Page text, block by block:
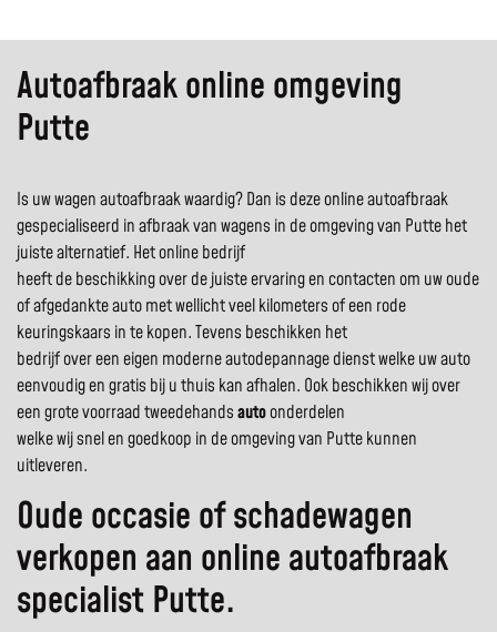
Autoafbraak online omgeving
Putte
Is uw wagen autoafbraak waardig? Dan is deze online autoafbraak
gespecialiseerd in afbraak van wagens in de omgeving van Putte het
juiste alternatief. Het online bedrijf
heeft de beschikking over de juiste ervaring en contacten om uw oude
of afgedankte auto met wellicht veel kilometers of een rode
keuringskaars in te kopen. Tevens beschikken het
bedrijf over een eigen moderne autodepannage dienst welke uw auto
eenvoudig en gratis bij u thuis kan afhalen. Ook beschikken wij over
een grote voorraad tweedehandsautoonderdelen
welke wij snel en goedkoop in de omgeving van Putte kunnen
uitleveren.
Oude occasie of schadewagen
verkopen aan online autoafbraak
specialist Putte.